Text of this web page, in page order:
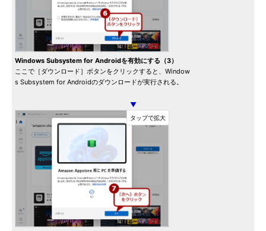
Windows Subsystem for Androidを有効にする（3）
ここで［ダウンロード］ボタンをクリックすると、Window
s Subsystem for Androidのダウンロードが実行される。
▼